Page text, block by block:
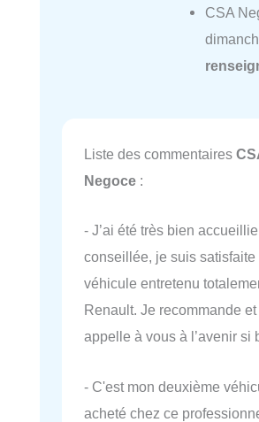
CSA
Liste des commentaires
Negoce :
- J’ai été très bien
conseillée, je suis satisfaite
véhicule entretenu
Renault. Je recommande
appelle à vous à l’avenir si
- C'est mon deuxième
acheté chez ce